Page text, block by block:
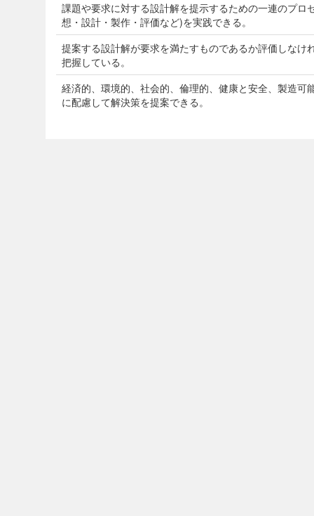
課題や要求に対する設計解を提示するための一連のプロ
想・設計・製作・評価など)を実践できる。
提案する設計解が要求を満たすものであるか評価しなけ
把握している。
経済的、環境的、社会的、倫理的、健康と安全、製造可
に配慮して解決策を提案できる。